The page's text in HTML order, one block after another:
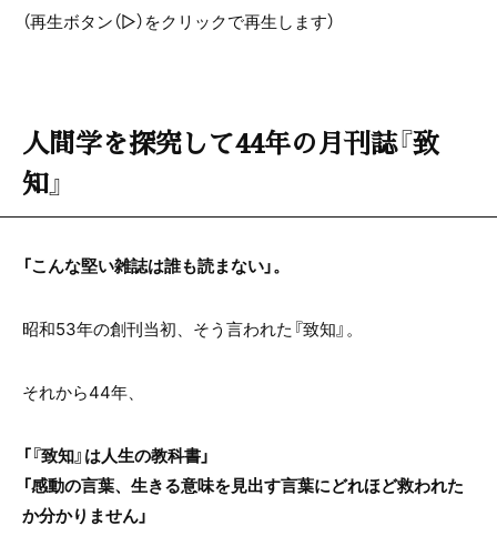
（再生ボタン（▷）をクリックで再生します）
人間学を探究して44年の月刊誌『致
知』
「こんな堅い雑誌は誰も読まない」。
昭和53年の創刊当初、そう言われた『致知』。
それから44年、
「『致知』は人生の教科書」
「感動の言葉、生きる意味を見出す言葉にどれほど救われた
か分かりません」